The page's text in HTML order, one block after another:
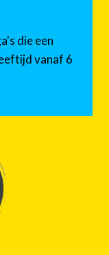
die een
vanaf 6